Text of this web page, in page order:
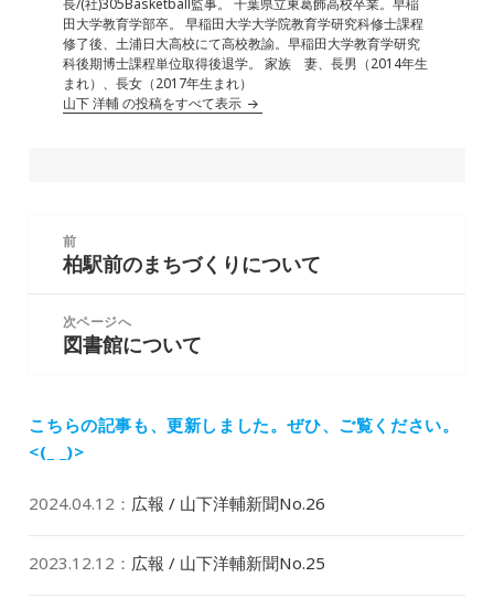
田大学教育学部卒。 早稲田大学大学院教育学研究科修士課程
修了後、土浦日大高校にて高校教諭。早稲田大学教育学研究
科後期博士課程単位取得後退学。 家族 妻、長男（2014年生
まれ）、長女（2017年生まれ）
山下 洋輔 の投稿をすべて表示
ン
前
前
投
稿:
柏駅前のまちづくりについて
次ページへ
次
稿:
図書館について
こちらの記事も、更新しました。ぜひ、ご覧ください。
<(_ _)>
2024.04.12 ： 広報 / 山下洋輔新聞No.26
2023.12.12 ： 広報 / 山下洋輔新聞No.25